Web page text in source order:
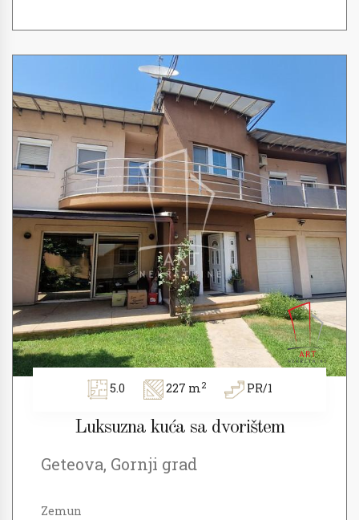
5.0 227 m2 PR/1
Luksuzna kuća sa dvorištem
Geteova, Gornji grad
Zemun